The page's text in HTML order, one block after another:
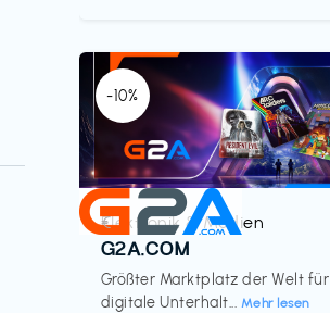
-10%
Elektronik & Medien
G2A.COM
Größter Marktplatz der Welt für
digitale Unterhalt... Mehr lesen
€‎